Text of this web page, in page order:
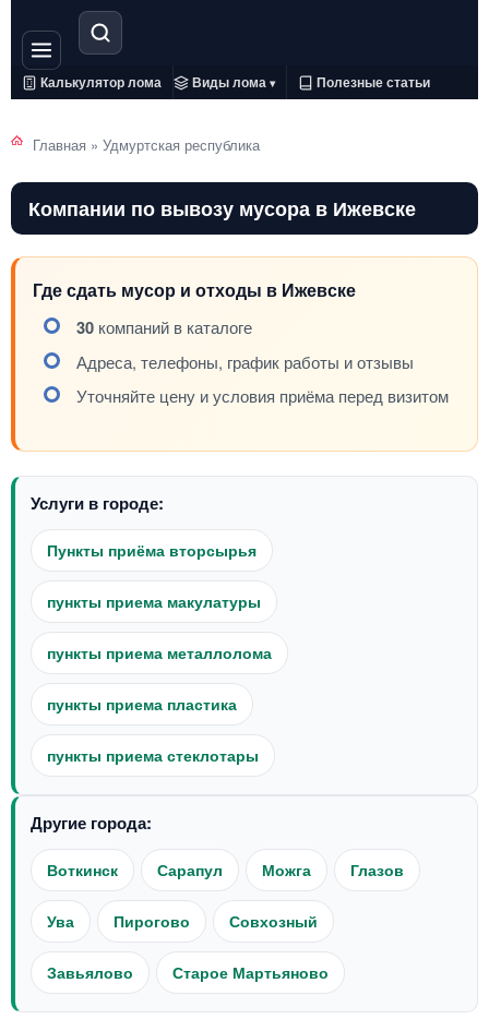
Калькулятор лома Виды лома ▾ Полезные статьи
Главная » Удмуртская республика
Компании по вывозу мусора в Ижевске
Где сдать мусор и отходы в Ижевске
30 компаний в каталоге
Адреса, телефоны, график работы и отзывы
Уточняйте цену и условия приёма перед визитом
Услуги в городе:
Пункты приёма вторсырья
пункты приема макулатуры
пункты приема металлолома
пункты приема пластика
пункты приема стеклотары
Другие города:
Воткинск Сарапул Можга Глазов
Ува Пирогово Совхозный
Завьялово Старое Мартьяново